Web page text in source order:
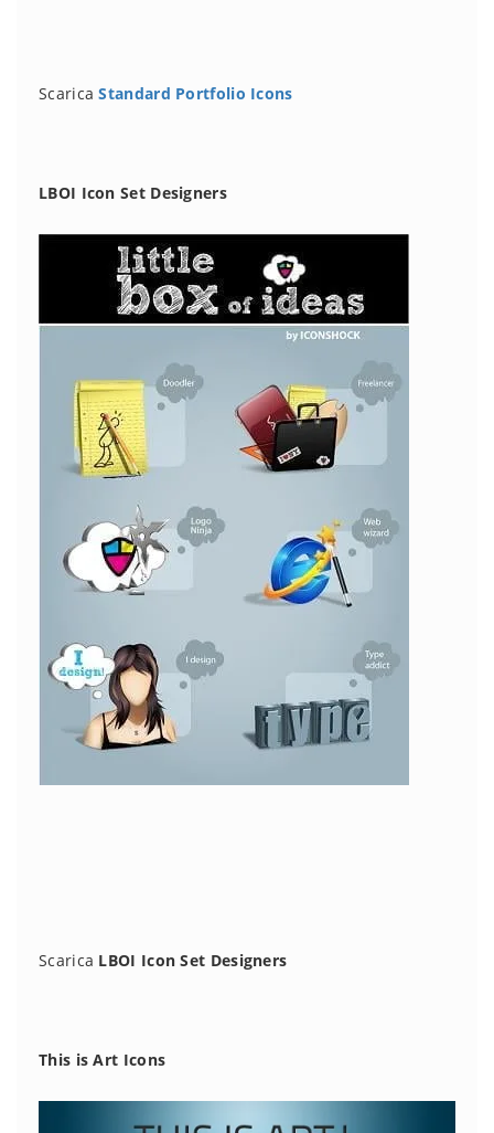
Scarica Standard Portfolio Icons
LBOI Icon Set Designers
Scarica LBOI Icon Set Designers
This is Art Icons